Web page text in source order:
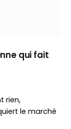
qui fait
rien,
le marché